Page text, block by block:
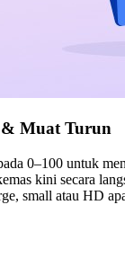
Muat Turun
0–100 untuk
kini secara
small atau HD